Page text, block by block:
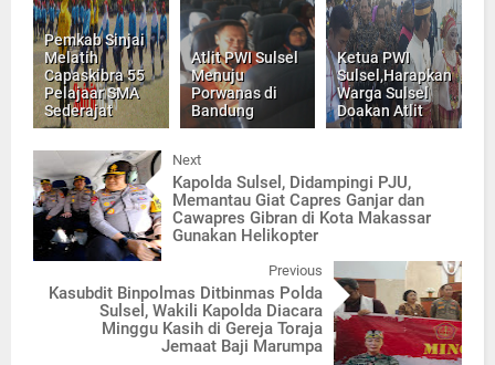
Pemkab Sinjai
Melatih
Capaskibra 55
Pelajaar SMA
Sederajat
Atlit PWI Sulsel
Menuju
Porwanas di
Bandung
Ketua PWI
Sulsel,Harapkan
Warga Sulsel
Doakan Atlit
Next
Kapolda Sulsel, Didampingi PJU,
Memantau Giat Capres Ganjar dan
Cawapres Gibran di Kota Makassar
Gunakan Helikopter
Previous
Kasubdit Binpolmas Ditbinmas Polda
Sulsel, Wakili Kapolda Diacara
Minggu Kasih di Gereja Toraja
Jemaat Baji Marumpa